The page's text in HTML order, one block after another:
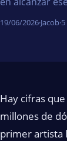
19/06/2026·Jacob·
Hay cifras
millones de
primer artista